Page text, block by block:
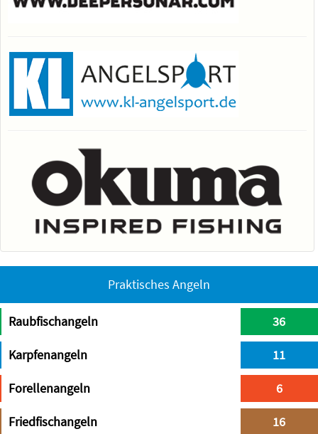
Praktisches Angeln
Raubfischangeln 36
Karpfenangeln 11
Forellenangeln 6
Friedfischangeln 16